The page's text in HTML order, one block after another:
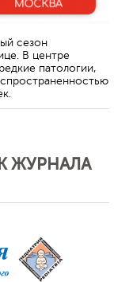
сезон
В центре
патологии,
ЖУРНАЛА